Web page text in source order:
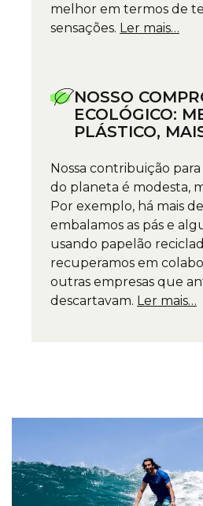
melhor em termos de
sensações. Ler mais…
NOSSO
ECOLÓGICO:
PLÁSTICO,
Nossa contribuição
do planeta é modesta,
Por exemplo, há mais de
embalamos as pás e
usando papelão
recuperamos em
outras empresas que
descartavam. Ler mais…